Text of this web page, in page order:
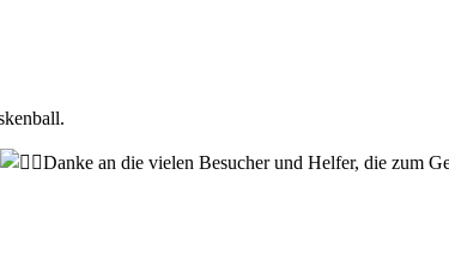
Danke an die vielen Besucher und Helfer, die zum